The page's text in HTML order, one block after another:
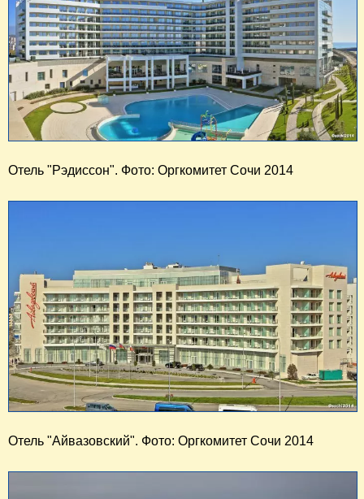
Отель "Рэдиссон". Фото: Оргкомитет Сочи 2014
Отель "Айвазовский". Фото: Оргкомитет Сочи 2014